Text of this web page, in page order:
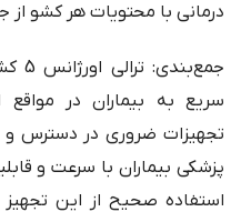
درمانی با محتویات هر کشو
سریع به بیماران در
تجهیزات ضروری در دسترس و
پزشکی بیماران با سرعت و
استفاده صحیح از این